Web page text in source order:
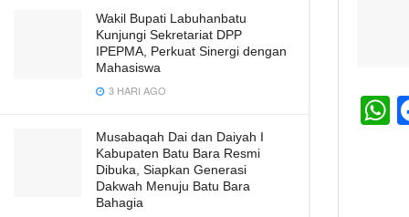
Wakil Bupati Labuhanbatu
Kunjungi Sekretariat DPP
IPEPMA, Perkuat Sinergi dengan
Mahasiswa
3 HARI AGO
Musabaqah Dai dan Daiyah I
Kabupaten Batu Bara Resmi
Dibuka, Siapkan Generasi
Dakwah Menuju Batu Bara
Bahagia
h